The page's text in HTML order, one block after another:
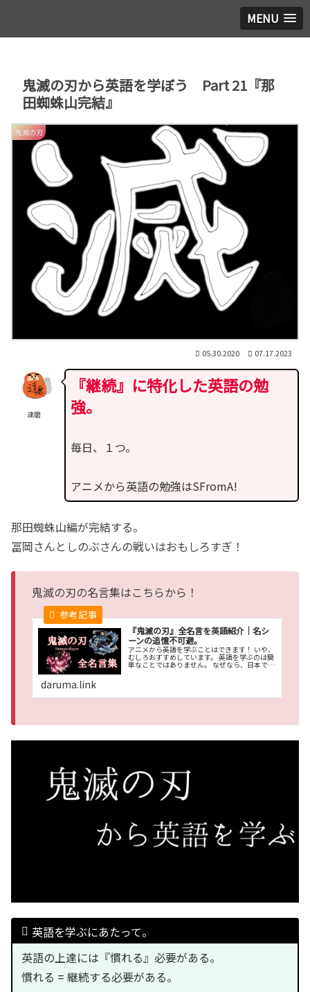
MENU
鬼滅の刃から英語を学ぼう Part 21『那
田蜘蛛山完結』
鬼滅の刃
05.30.2020 07.17.2023
達磨
『継続』に特化した英語の勉
強。
毎日、１つ。
アニメから英語の勉強はSFromA!
那田蜘蛛山編が完結する。
冨岡さんとしのぶさんの戦いはおもしろすぎ！
鬼滅の刃の名言集はこちらから！
『鬼滅の刃』全名言を英語紹介｜名シ
ーンの追憶不可避。
アニメから英語を学ぶことはできます！ いや、
むしろおすすめしています。 英語を学ぶのは簡
単なことではありません。 なぜなら、日本では
英語を使わないから。 さらに、、、
daruma.link
英語を学ぶにあたって。
英語の上達には『慣れる』必要がある。
慣れる = 継続する必要がある。